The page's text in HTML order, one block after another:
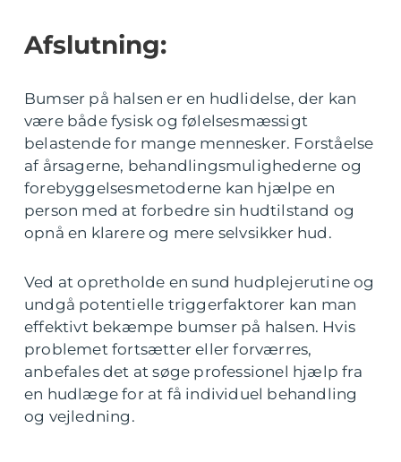
Afslutning:
Bumser på halsen er en hudlidelse, der kan
være både fysisk og følelsesmæssigt
belastende for mange mennesker. Forståelse
af årsagerne, behandlingsmulighederne og
forebyggelsesmetoderne kan hjælpe en
person med at forbedre sin hudtilstand og
opnå en klarere og mere selvsikker hud.
Ved at opretholde en sund hudplejerutine og
undgå potentielle triggerfaktorer kan man
effektivt bekæmpe bumser på halsen. Hvis
problemet fortsætter eller forværres,
anbefales det at søge professionel hjælp fra
en hudlæge for at få individuel behandling
og vejledning.